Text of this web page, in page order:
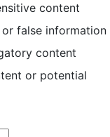
content
false information
content
or potential